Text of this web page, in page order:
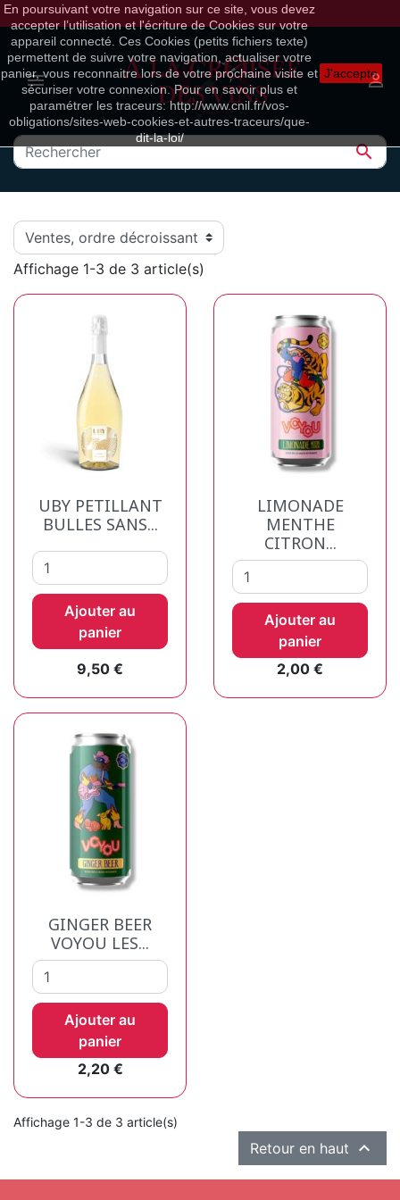



Affichage 1-3 de 3 article(s)
UBY PETILLANT
BULLES SANS...
Ajouter au
panier
Prix
9,50 €
LIMONADE
MENTHE
CITRON...
Ajouter au
panier
Prix
2,00 €
GINGER BEER
VOYOU LES...
Ajouter au
panier
Prix
2,20 €
Affichage 1-3 de 3 article(s)
Retour en haut 
En poursuivant votre navigation sur ce site, vous devez
accepter l’utilisation et l'écriture de Cookies sur votre
appareil connecté. Ces Cookies (petits fichiers texte)
permettent de suivre votre navigation, actualiser votre
panier, vous reconnaitre lors de votre prochaine visite et
sécuriser votre connexion. Pour en savoir plus et
paramétrer les traceurs: http://www.cnil.fr/vos-
obligations/sites-web-cookies-et-autres-traceurs/que-
dit-la-loi/
J'accepte